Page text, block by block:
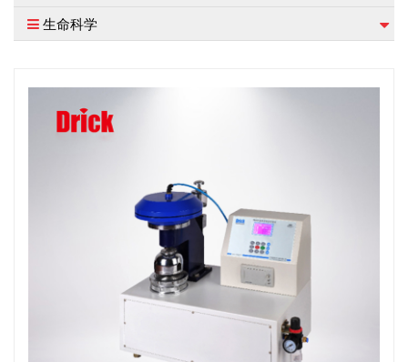
生命科学